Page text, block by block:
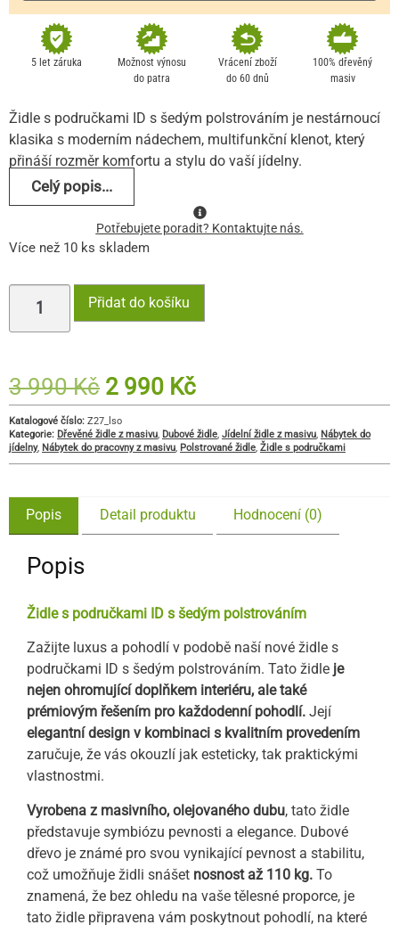
5 let záruka
Možnost výnosu
do patra
Vrácení zboží
do 60 dnů
100% dřevěný
masiv
Židle s područkami ID s šedým polstrováním je nestárnoucí
klasika s moderním nádechem, multifunkční klenot, který
přináší rozměr komfortu a stylu do vaší jídelny.
Celý popis...
Potřebujete poradit? Kontaktujte nás.
Více než 10 ks skladem
Přidat do košíku
3 990Kč 2 990 Kč
Katalogové číslo: Z27_lso
Kategorie: Dřevěné židle z masivu Dubové židle Jídelní židle z masivu Nábytek do
jídelny, Nábytek do pracovny z masivu Polstrované židle Židle s područkami
Popis Detail produktu Hodnocení (0)
Popis
Židle s područkami ID s šedým polstrováním
Zažijte luxus a pohodlí v podobě naší nové židle s
područkami ID s šedým polstrováním. Tato židle je
nejen ohromující doplňkem interiéru, ale také
prémiovým řešením pro každodenní pohodlí. Její
elegantní design v kombinaci s kvalitním provedením
zaručuje, že vás okouzlí jak esteticky, tak praktickými
vlastnostmi.
Vyrobena z masivního, olejovaného dubu, tato židle
představuje symbiózu pevnosti a elegance. Dubové
dřevo je známé pro svou vynikající pevnost a stabilitu,
což umožňuje židli snášet nosnost až 110 kg. To
znamená, že bez ohledu na vaše tělesné proporce, je
tato židle připravena vám poskytnout pohodlí, na které